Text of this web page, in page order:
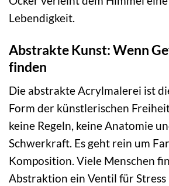
Lebendigkeit.
Abstrakte Kunst: Wenn
finden
Die abstrakte Acrylmalerei ist
Form der künstlerischen
keine Regeln, keine Anatomie
Schwerkraft. Es geht rein um
Komposition. Viele Menschen
Abstraktion ein Ventil für